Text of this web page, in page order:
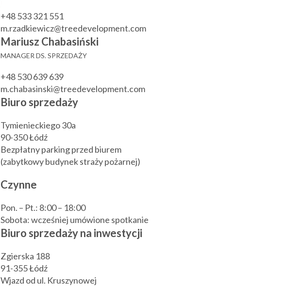
+48 533 321 551
m.rzadkiewicz@treedevelopment.com
Mariusz Chabasiński
MANAGER DS. SPRZEDAŻY
+48 530 639 639
m.chabasinski@treedevelopment.com
Biuro sprzedaży
Tymienieckiego 30a
90-350 Łódź
Bezpłatny parking przed biurem
(zabytkowy budynek straży pożarnej)
Czynne
Pon. – Pt.: 8:00 – 18:00
Sobota: wcześniej umówione spotkanie
Biuro sprzedaży na inwestycji
Zgierska 188
91-355 Łódź
Wjazd od ul. Kruszynowej